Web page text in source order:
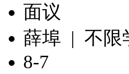
面议
薛埠 | 不限
8-7